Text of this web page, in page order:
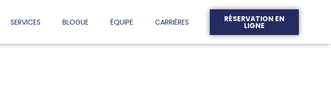
SERVICES BLOGUE ÉQUIPE CARRIÈRES RÉSERVATION EN
LIGNE